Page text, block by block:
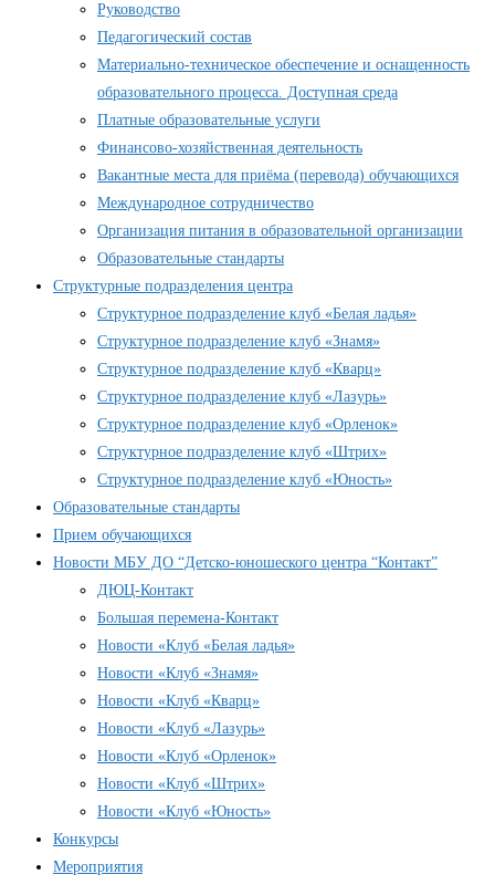
Руководство
Педагогический состав
Материально-техническое обеспечение и оснащенность
образовательного процесса. Доступная среда
Платные образовательные услуги
Финансово-хозяйственная деятельность
Вакантные места для приёма (перевода) обучающихся
Международное сотрудничество
Организация питания в образовательной организации
Образовательные стандарты
Структурные подразделения центра
Структурное подразделение клуб «Белая ладья»
Структурное подразделение клуб «Знамя»
Структурное подразделение клуб «Кварц»
Структурное подразделение клуб «Лазурь»
Структурное подразделение клуб «Орленок»
Структурное подразделение клуб «Штрих»
Структурное подразделение клуб «Юность»
Образовательные стандарты
Прием обучающихся
Новости МБУ ДО “Детско-юношеского центра “Контакт”
ДЮЦ-Контакт
Большая перемена-Контакт
Новости «Клуб «Белая ладья»
Новости «Клуб «Знамя»
Новости «Клуб «Кварц»
Новости «Клуб «Лазурь»
Новости «Клуб «Орленок»
Новости «Клуб «Штрих»
Новости «Клуб «Юность»
Конкурсы
Мероприятия